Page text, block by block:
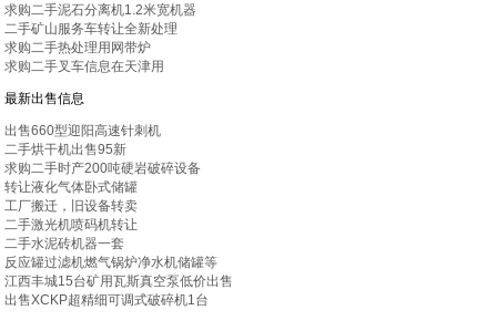
求购二手泥石分离机1.2米宽机器
二手矿山服务车转让全新处理
求购二手热处理用网带炉
求购二手叉车信息在天津用
最新出售信息
出售660型迎阳高速针刺机
二手烘干机出售95新
求购二手时产200吨硬岩破碎设备
转让液化气体卧式储罐
工厂搬迁，旧设备转卖
二手激光机喷码机转让
二手水泥砖机器一套
反应罐过滤机燃气锅炉净水机储罐等
江西丰城15台矿用瓦斯真空泵低价出售
出售XCKP超精细可调式破碎机1台